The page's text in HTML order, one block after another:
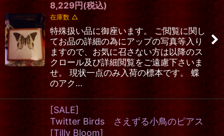
8,229円 (税込)
在庫数 △
特殊扱い品に御座います。 ご閲覧に関し
てお品の詳細の為にアップの写真等入り
ますので、お気に召さない方は以降のス
クロール及び詳細閲覧をご遠慮下さいま
せ。 現状一点のみ入荷の標本です。 蝶
のアク…
[SALE]
Twitter Birds さえずる小鳥のピアス
[Tilly Bloom]